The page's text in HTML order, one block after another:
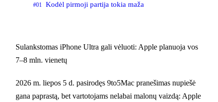
#01 Kodėl pirmoji partija tokia maža
Sulankstomas iPhone Ultra gali vėluoti: Apple planuoja vos
7–8 mln. vienetų
2026 m. liepos 5 d. pasirodęs 9to5Mac pranešimas nupiešė
gana paprastą, bet vartotojams nelabai malonų vaizdą: Apple